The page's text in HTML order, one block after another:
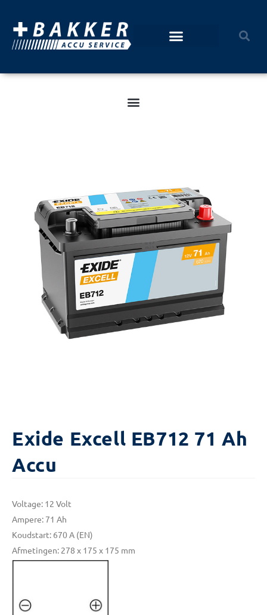
Exide Excell EB712 71 Ah
Accu
Voltage: 12 Volt
Ampere: 71 Ah
Koudstart: 670 A (EN)
Afmetingen: 278 x 175 x 175 mm